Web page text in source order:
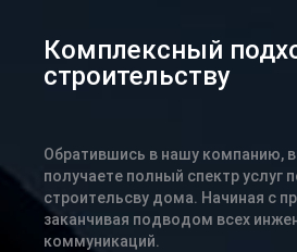
Комплексный
строительству
Обратившись в нашу компанию,
получаете полный спектр услуг
строительсву дома. Начиная с
заканчивая подводом всех
коммуникаций.